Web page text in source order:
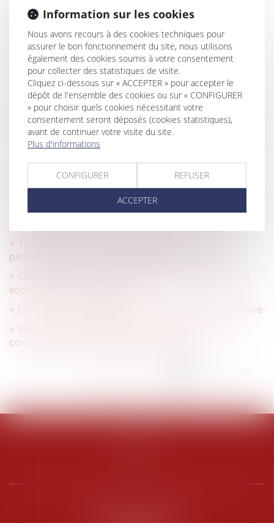
Historique
Prêts libellés en devise étrangère : l’abus n’est pas
toujours retenu !
Réforme des retraites 2023 projet de loi PLFSS
rectificatif
Des limites de l’invocation du droit à la preuve pour
produire une vidéosurveillance illicite
Désignation d'un tiers à la famille comme tuteur aux biens
et à la personne du majeur : illustration
Droit de visite des grands-parents : peu importent les
sentiments de l’enfant
Pas de droit de préférence du locataire commercial en
cas vente de gré à gré d’un actif immobilier en liquidation
Titres-restaurant : quelles conséquences lorsque la
participation patronale est inférieure à 50 % ?
Cession d'une filiale en cessation de paiements par sa
société mère : est-elle fautive ?
L’information du salarié lors de l’embauche est améliorée
Vente de marchandises au sein de l’UE : le tribunal
compétent est celui désigné par le contrat
135 ... > >>
Information sur les cookies
Nous avons recours à des cookies techniques pour
assurer le bon fonctionnement du site, nous utilisons
également des cookies soumis à votre consentement
pour collecter des statistiques de visite.
Cliquez ci-dessous sur « ACCEPTER » pour accepter le
dépôt de l'ensemble des cookies ou sur « CONFIGURER
» pour choisir quels cookies nécessitant votre
consentement seront déposés (cookies statistiques),
avant de continuer votre visite du site.
Plus d'informations
CONFIGURER REFUSER
ACCEPTER